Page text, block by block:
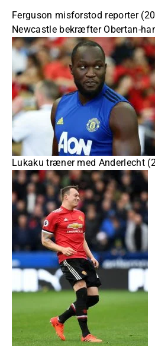
Ferguson misforstod reporter
Newcastle bekræfter Obertan-
Lukaku træner med Anderlecht